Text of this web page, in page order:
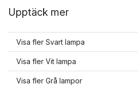
Upptäck mer
Visa fler Svart lampa
Visa fler Vit lampa
Visa fler Grå lampor